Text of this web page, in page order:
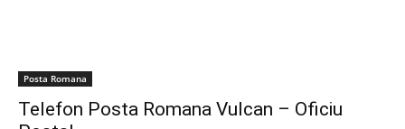
Posta Romana
Telefon Posta Romana Vulcan – Oficiu